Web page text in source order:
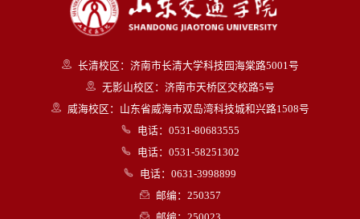
长清校区：济南市长清大学科技园海棠路5001号
无影山校区：济南市天桥区交校路5号
威海校区：山东省威海市双岛湾科技城和兴路1508号
电话：0531-80683555
电话：0531-58251302
电话：0631-3998899
邮编：250357